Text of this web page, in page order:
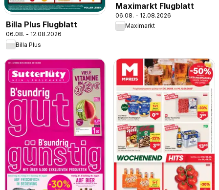
Billa Plus Flugblatt
06.08. - 12.08.2026
Billa Plus
Maximarkt Flugblatt
06.08. - 12.08.2026
Maximarkt